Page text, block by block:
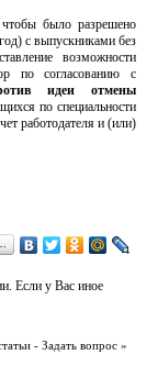
было разрешено
с выпускниками без
возможности
по согласованию с
идеи отмены
по специальности
работодателя и (или)
Если у Вас иное
- Задать вопрос »